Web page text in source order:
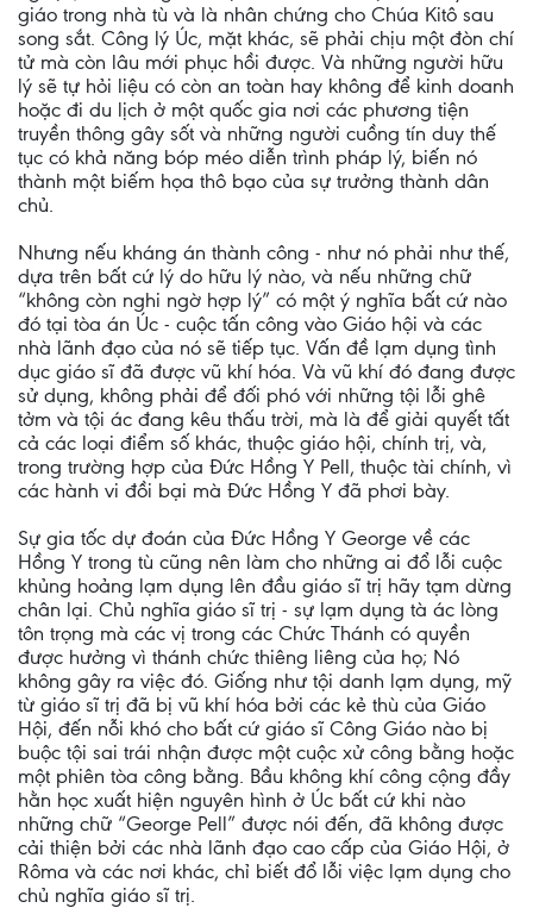
giáo trong nhà tù và là nhân chứng cho Chúa Kitô sau
song sắt. Công lý Úc, mặt khác, sẽ phải chịu một đòn chí
tử mà còn lâu mới phục hồi được. Và những người hữu
lý sẽ tự hỏi liệu có còn an toàn hay không để kinh doanh
hoặc đi du lịch ở một quốc gia nơi các phương tiện
truyền thông gây sốt và những người cuồng tín duy thế
tục có khả năng bóp méo diễn trình pháp lý, biến nó
thành một biếm họa thô bạo của sự trưởng thành dân
chủ.
Nhưng nếu kháng án thành công - như nó phải như thế,
dựa trên bất cứ lý do hữu lý nào, và nếu những chữ
“không còn nghi ngờ hợp lý” có một ý nghĩa bất cứ nào
đó tại tòa án Úc - cuộc tấn công vào Giáo hội và các
nhà lãnh đạo của nó sẽ tiếp tục. Vấn đề lạm dụng tình
dục giáo sĩ đã được vũ khí hóa. Và vũ khí đó đang được
sử dụng, không phải để đối phó với những tội lỗi ghê
tởm và tội ác đang kêu thấu trời, mà là để giải quyết tất
cả các loại điểm số khác, thuộc giáo hội, chính trị, và,
trong trường hợp của Đức Hồng Y Pell, thuộc tài chính, vì
các hành vi đồi bại mà Đức Hồng Y đã phơi bày.
Sự gia tốc dự đoán của Đức Hồng Y George về các
Hồng Y trong tù cũng nên làm cho những ai đổ lỗi cuộc
khủng hoảng lạm dụng lên đầu giáo sĩ trị hãy tạm dừng
chân lại. Chủ nghĩa giáo sĩ trị - sự lạm dụng tà ác lòng
tôn trọng mà các vị trong các Chức Thánh có quyền
được hưởng vì thánh chức thiêng liêng của họ; Nó
không gây ra việc đó. Giống như tội danh lạm dụng, mỹ
từ giáo sĩ trị đã bị vũ khí hóa bởi các kẻ thù của Giáo
Hội, đến nỗi khó cho bất cứ giáo sĩ Công Giáo nào bị
buộc tội sai trái nhận được một cuộc xử công bằng hoặc
một phiên tòa công bằng. Bầu không khí công cộng đầy
hằn học xuất hiện nguyên hình ở Úc bất cứ khi nào
những chữ “George Pell” được nói đến, đã không được
cải thiện bởi các nhà lãnh đạo cao cấp của Giáo Hội, ở
Rôma và các nơi khác, chỉ biết đổ lỗi việc lạm dụng cho
chủ nghĩa giáo sĩ trị.